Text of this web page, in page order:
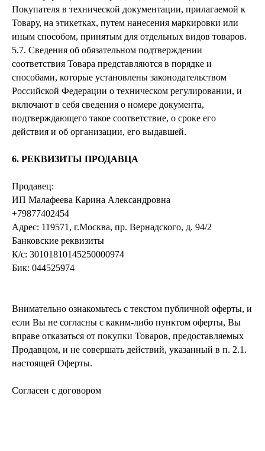
Покупателя в технической документации, прилагаемой к
Товару, на этикетках, путем нанесения маркировки или
иным способом, принятым для отдельных видов товаров.
5.7. Сведения об обязательном подтверждении
соответствия Товара представляются в порядке и
способами, которые установлены законодательством
Российской Федерации о техническом регулировании, и
включают в себя сведения о номере документа,
подтверждающего такое соответствие, о сроке его
действия и об организации, его выдавшей.
6. РЕКВИЗИТЫ ПРОДАВЦА
Продавец:
ИП Малафеева Карина Александровна
+79877402454
Адрес: 119571, г.Москва, пр. Вернадского, д. 94/2
Банковские реквизиты
К/с: 30101810145250000974
Бик: 044525974
Внимательно ознакомьтесь с текстом публичной оферты, и
если Вы не согласны с каким-либо пунктом оферты, Вы
вправе отказаться от покупки Товаров, предоставляемых
Продавцом, и не совершать действий, указанный в п. 2.1.
настоящей Оферты.
Согласен с договором